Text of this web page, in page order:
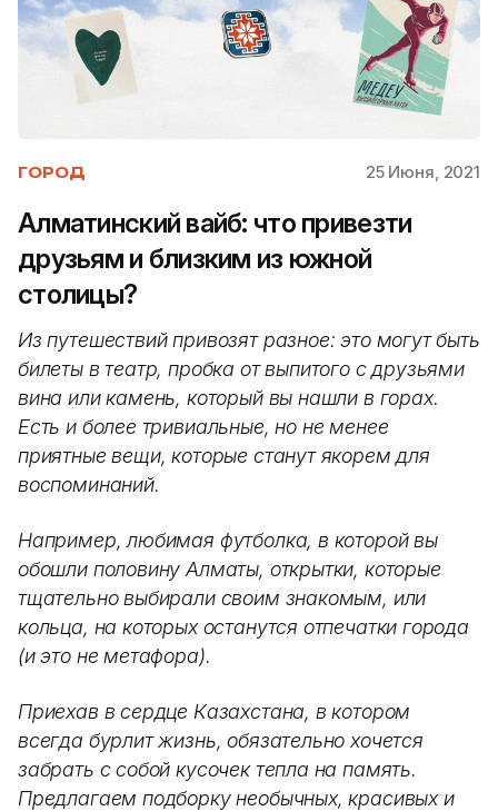
ГОРОД 25 Июня, 2021
Алматинский вайб: что привезти
друзьям и близким из южной
столицы?
Из путешествий привозят разное: это могут быть
билеты в театр, пробка от выпитого с друзьями
вина или камень, который вы нашли в горах.
Есть и более тривиальные, но не менее
приятные вещи, которые станут якорем для
воспоминаний.
Например, любимая футболка, в которой вы
обошли половину Алматы, открытки, которые
тщательно выбирали своим знакомым, или
кольца, на которых останутся отпечатки города
(и это не метафора).
Приехав в сердце Казахстана, в котором
всегда бурлит жизнь, обязательно хочется
забрать с собой кусочек тепла на память.
Предлагаем подборку необычных, красивых и